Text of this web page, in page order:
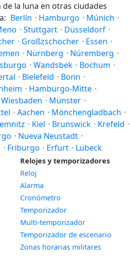
la luna en otras ciudades
Berlín · Hamburgo · Múnich ·
· Stuttgart · Düsseldorf ·
· Großzschocher · Essen ·
· Nürnberg · Núremberg ·
· Wandsbek · Bochum ·
· Bielefeld · Bonn ·
· Hamburgo-Mitte ·
Wiesbaden · Münster ·
· Aachen · Mönchengladbach ·
· Kiel · Brunswick · Krefeld ·
· Nueva Neustadt ·
· Friburgo · Erfurt · Lübeck
Relojes y temporizadores
Reloj
Alarma
Cronómetro
Temporizador
Multi-temporizador
Temporizador de escenario
Zonas horarias militares